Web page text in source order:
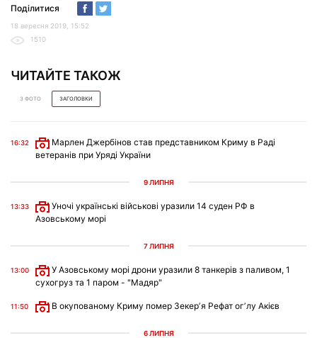
Поділитися
18 вересня 2019, 15:52
1510
ЧИТАЙТЕ ТАКОЖ
З ФОТО ЗАГОЛОВКИ
16:32
Марлен Джербінов став представником Криму в Раді
ветеранів при Уряді України
9 ЛИПНЯ
13:33
Уночі українські військові уразили 14 суден РФ в
Азовському морі
7 ЛИПНЯ
13:00
У Азовському морі дрони уразили 8 танкерів з паливом, 1
сухогруз та 1 паром - "Мадяр"
11:50 В окупованому Криму помер Зекерʼя Рефат огʼлу Акієв
6 ЛИПНЯ